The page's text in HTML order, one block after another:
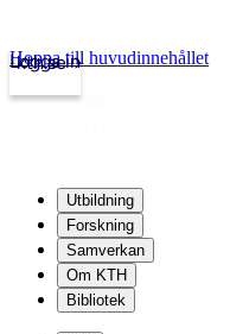
kth.se
Logga in
Hoppa till huvudinnehållet
Utbildning
Forskning
Samverkan
Om KTH
Bibliotek